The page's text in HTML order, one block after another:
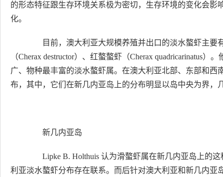
的形态特征跟生存环境关系极为密切，生存环境的变化会
化。
目前，澳大利亚大规模养殖并出口的淡水螯虾主要有
（Cherax destructor）、红螯螯虾（Cherax quadricarinatus
广、物种最丰富的淡水螯虾属。在澳大利亚北部、东部和
布，其中，它们在新几内亚岛上的分布明显以岛中央为界，
新几内亚岛
Lipke B. Holthuis 认为滑螯虾属在新几内亚岛上的这
利亚淡水螯虾分布存在联系。而后针对澳大利亚和新几内亚